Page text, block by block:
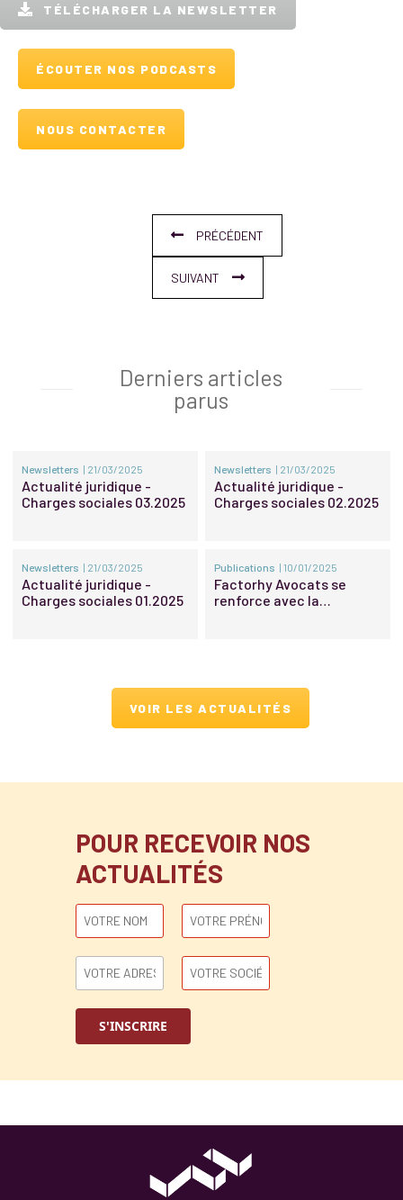
TÉLÉCHARGER LA NEWSLETTER
ÉCOUTER NOS PODCASTS
NOUS CONTACTER
PRÉCÉDENT
SUIVANT
Derniers articles
parus
Newsletters | 21/03/2025
Actualité juridique -
Charges sociales 03.2025
Newsletters | 21/03/2025
Actualité juridique -
Charges sociales 02.2025
Newsletters | 21/03/2025
Actualité juridique -
Charges sociales 01.2025
Publications | 10/01/2025
Factorhy Avocats se
renforce avec la
VOIR LES ACTUALITÉS
POUR RECEVOIR NOS
ACTUALITÉS